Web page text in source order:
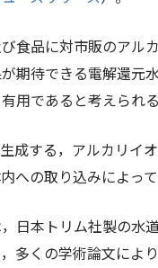
食品に対市販のアル
期待できる電解還元
用であると考えられる
成する，アルカリイ
への取り込みによっ
日本トリム社製の水
多くの学術論文によ